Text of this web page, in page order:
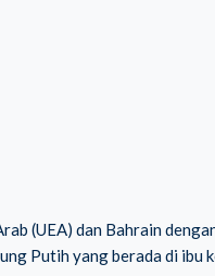
(UEA) dan Bahrain
Putih yang berada di ibu